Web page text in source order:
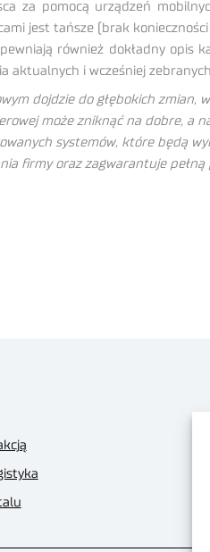
za pomocą urządzeń
jest tańsze (brak
również dokładny opis
aktualnych i wcześniej
dojdzie do głębokich zmian,
może zniknąć na dobre, a
systemów, które będą
firmy oraz zagwarantuje